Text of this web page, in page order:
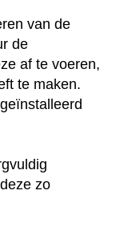
van de
de
af te voeren,
te maken.
zo